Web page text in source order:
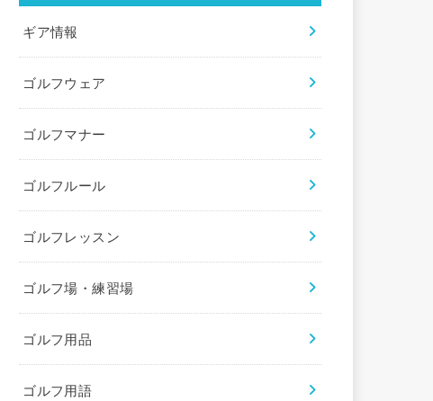
ギア情報
ゴルフウェア
ゴルフマナー
ゴルフルール
ゴルフレッスン
ゴルフ場・練習場
ゴルフ用品
ゴルフ用語